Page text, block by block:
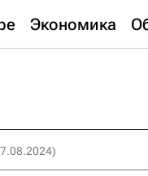
Экономика